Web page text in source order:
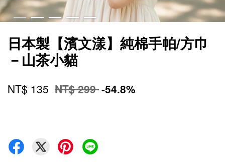
日本製【濱文漾】純棉手帕/方巾
－山茶小貓
NT$ 135 NT$ 299-54.8%